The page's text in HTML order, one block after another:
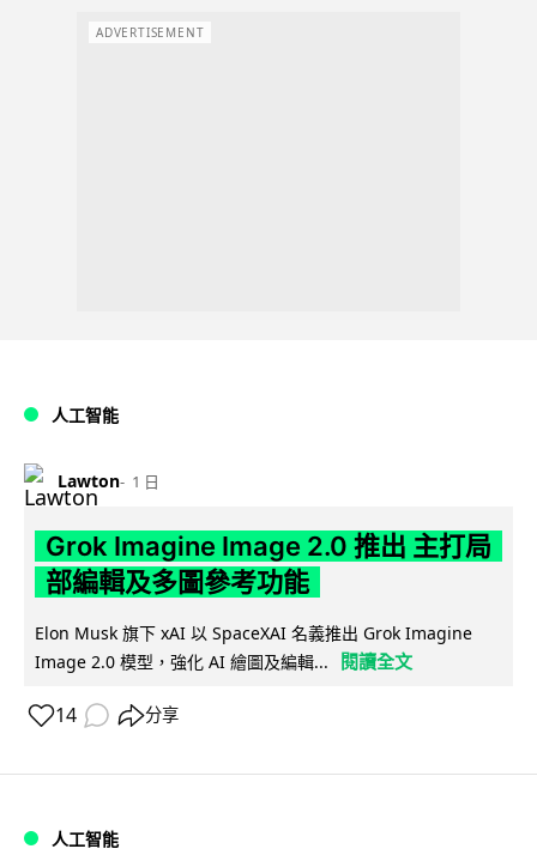
ADVERTISEMENT
人工智能
Lawton 1 日
Grok Imagine Image 2.0 推出 主打局
部編輯及多圖參考功能
Elon Musk 旗下 xAI 以 SpaceXAI 名義推出 Grok Imagine
Image 2.0 模型，強化 AI 繪圖及編輯...
閱讀全文
14 分享
人工智能